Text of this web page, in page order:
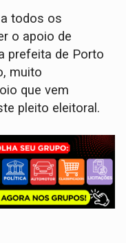
todos os
o apoio de
prefeita de Porto
muito
que vem
pleito eleitoral.